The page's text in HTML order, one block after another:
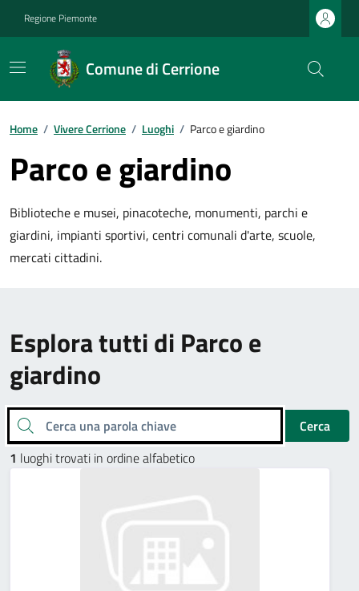
Regione Piemonte
Comune di Cerrione
Home / Vivere Cerrione / Luoghi / Parco e giardino
Parco e giardino
Biblioteche e musei, pinacoteche, monumenti, parchi e
giardini, impianti sportivi, centri comunali d'arte, scuole,
mercati cittadini.
Esplora tutti di Parco e
giardino
Cerca una parola chiave
Cerca
1 luoghi trovati in ordine alfabetico